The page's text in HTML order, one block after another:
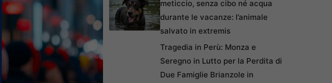
meticcio, senza cibo né acqua
durante le vacanze: l’animale
salvato in extremis
Tragedia in Perù: Monza e
Seregno in Lutto per la Perdita di
Due Famiglie Brianzole in